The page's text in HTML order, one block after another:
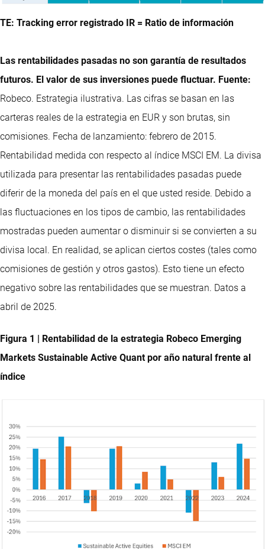
TE: Tracking error registrado IR = Ratio de información
Las rentabilidades pasadas no son garantía de resultados
futuros. El valor de sus inversiones puede fluctuar. Fuente:
Robeco. Estrategia ilustrativa. Las cifras se basan en las
carteras reales de la estrategia en EUR y son brutas, sin
comisiones. Fecha de lanzamiento: febrero de 2015.
Rentabilidad medida con respecto al índice MSCI EM. La divisa
utilizada para presentar las rentabilidades pasadas puede
diferir de la moneda del país en el que usted reside. Debido a
las fluctuaciones en los tipos de cambio, las rentabilidades
mostradas pueden aumentar o disminuir si se convierten a su
divisa local. En realidad, se aplican ciertos costes (tales como
comisiones de gestión y otros gastos). Esto tiene un efecto
negativo sobre las rentabilidades que se muestran. Datos a
abril de 2025.
Figura 1 | Rentabilidad de la estrategia Robeco Emerging
Markets Sustainable Active Quant por año natural frente al
índice